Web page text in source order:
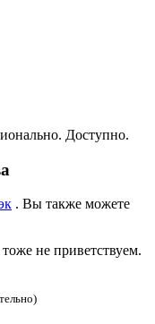
Доступно.
. Вы также можете
не приветствуем.